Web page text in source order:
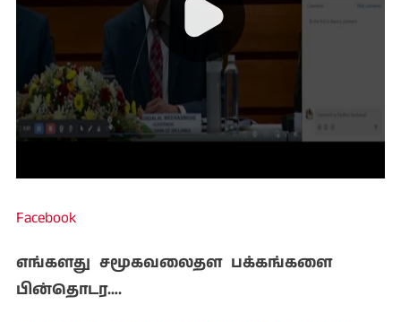
Facebook
எங்களது சமூகவலைதள பக்கங்களை
பின்தொடர….